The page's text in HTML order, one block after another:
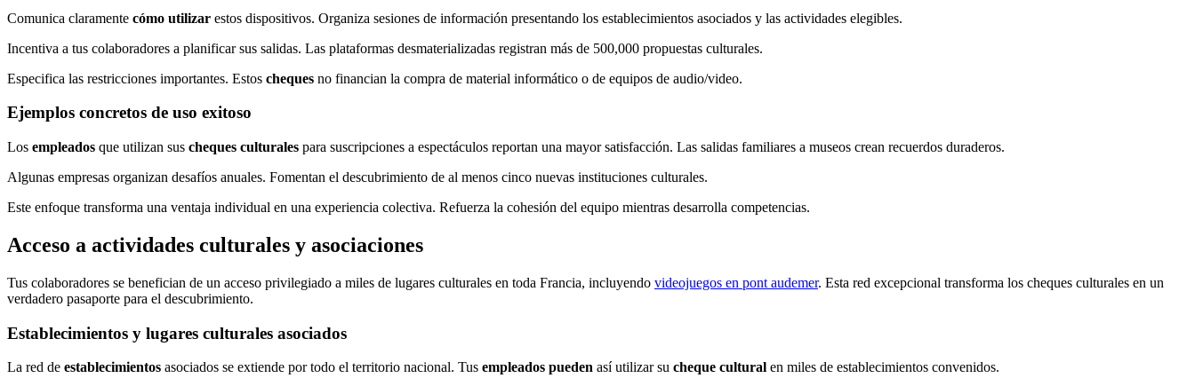
Comunica claramente cómo utilizar estos dispositivos. Organiza sesiones de información presentando los establecimientos asociados y las actividades elegibles.
Incentiva a tus colaboradores a planificar sus salidas. Las plataformas desmaterializadas registran más de 500,000 propuestas culturales.
Especifica las restricciones importantes. Estos cheques no financian la compra de material informático o de equipos de audio/video.
Ejemplos concretos de uso exitoso
Los empleados que utilizan sus cheques culturales para suscripciones a espectáculos reportan una mayor satisfacción. Las salidas familiares a museos crean recuerdos duraderos.
Algunas empresas organizan desafíos anuales. Fomentan el descubrimiento de al menos cinco nuevas instituciones culturales.
Este enfoque transforma una ventaja individual en una experiencia colectiva. Refuerza la cohesión del equipo mientras desarrolla competencias.
Acceso a actividades culturales y asociaciones
Tus colaboradores se benefician de un acceso privilegiado a miles de lugares culturales en toda Francia, incluyendo videojuegos en pont audemer. Esta red excepcional transforma los cheques culturales en un
verdadero pasaporte para el descubrimiento.
Establecimientos y lugares culturales asociados
La red de establecimientos asociados se extiende por todo el territorio nacional. Tus empleados pueden así utilizar su cheque cultural en miles de establecimientos convenidos.